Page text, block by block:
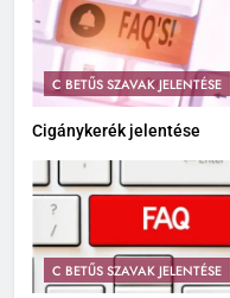
C BETŰS SZAVAK JELENTÉSE
Cigánykerék jelentése
C BETŰS SZAVAK JELENTÉSE